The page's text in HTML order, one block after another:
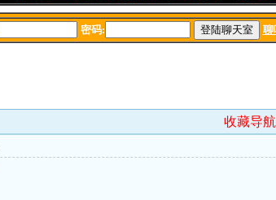
收藏导